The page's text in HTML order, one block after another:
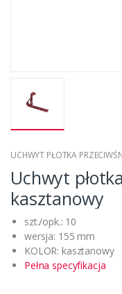
UCHWYT PŁOTKA
Uchwyt
kasztanowy
szt./opk.: 10
wersja: 155 mm
KOLOR: kasztanowy
Pełna specyfikacja